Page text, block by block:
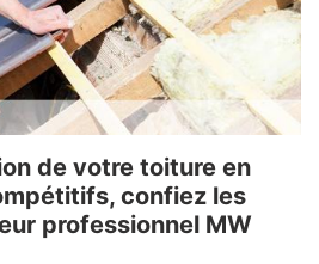
de votre toiture en
confiez les
professionnel MW